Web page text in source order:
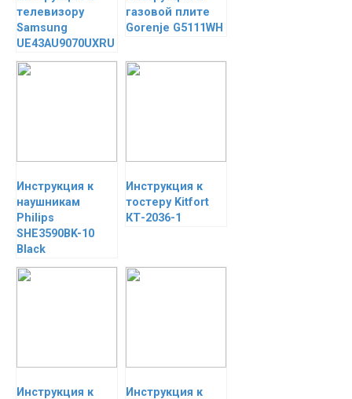
телевизору
Samsung
UE43AU9070UXRU
газовой плите
Gorenje G5111WH
Инструкция к
наушникам
Philips
SHE3590BK-10
Black
Инструкция к
тостеру Kitfort
КТ-2036-1
Инструкция к Инструкция к